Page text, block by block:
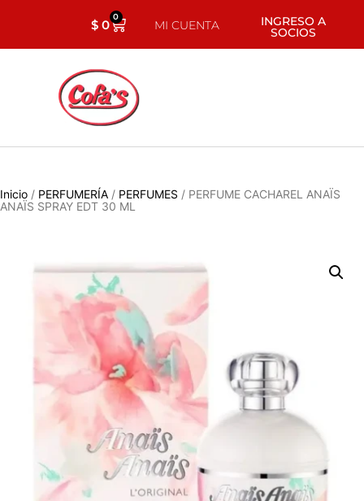
$0 0
MI CUENTA INGRESO A
SOCIOS
Inicio / PERFUMERÍA / PERFUMES / PERFUME CACHAREL ANAÏS
ANAÏS SPRAY EDT 30 ML